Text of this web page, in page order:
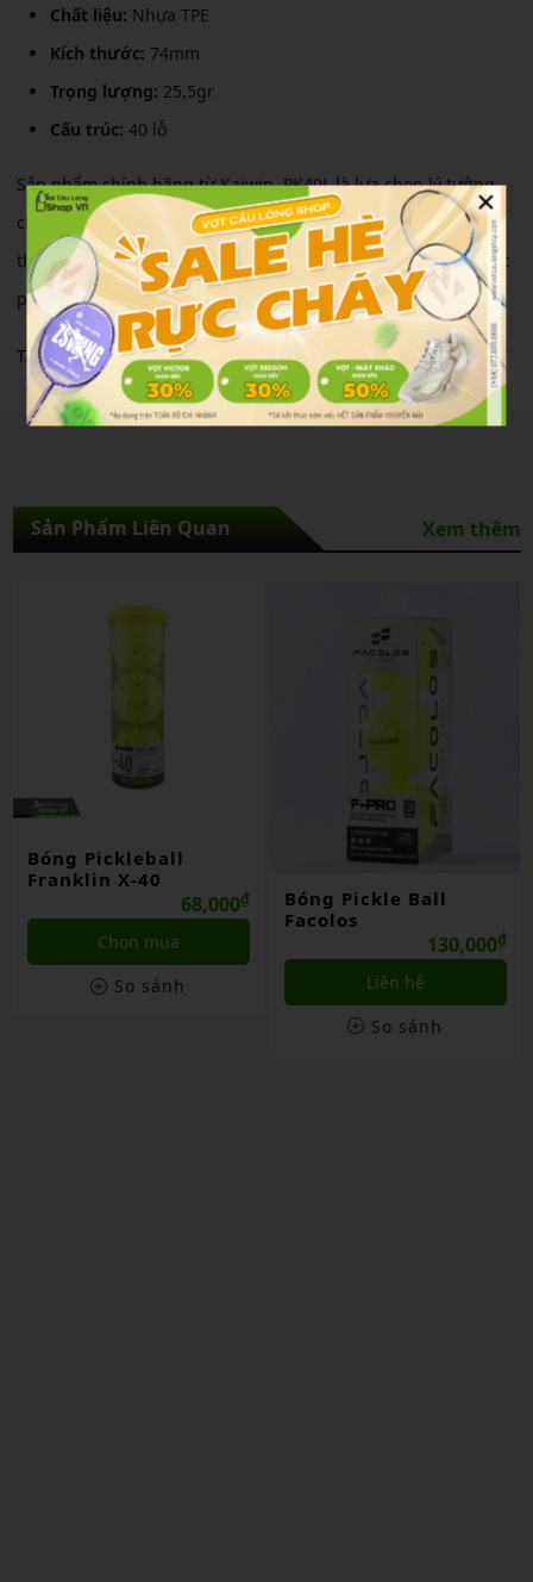
Chất liệu: Nhựa TPE
Kích thước: 74mm
Trọng lượng: 25,5gr
Cấu trúc: 40 lỗ
Sản phẩm chính hãng từ Kaiwin, PK40L là lựa chọn lý tưởng
cho cả người chơi chuyên nghiệp lẫn người mới bắt đầu yêu
thích môn pickleball. Bạn có thể đến trải nghiệm trực tiếp các
phụ kiện pickleball tại các cửa hàng của nhé!
TÁC GIẢ Khánh Vy
Sản Phẩm Liên Quan Xem thêm
Bóng Pickleball
Franklin X-40
68,000₫
Chọn mua
So sánh
Bóng Pickle Ball
Facolos
130,000₫
Liên hệ
So sánh
×